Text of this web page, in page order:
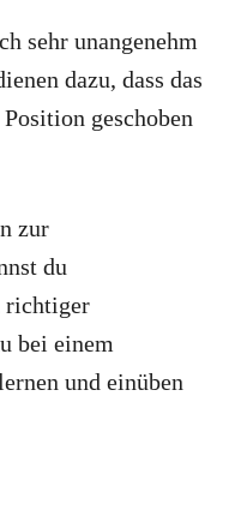
sehr unangenehm
dazu, dass das
geschoben
zur
du
richtiger
bei einem
und einüben